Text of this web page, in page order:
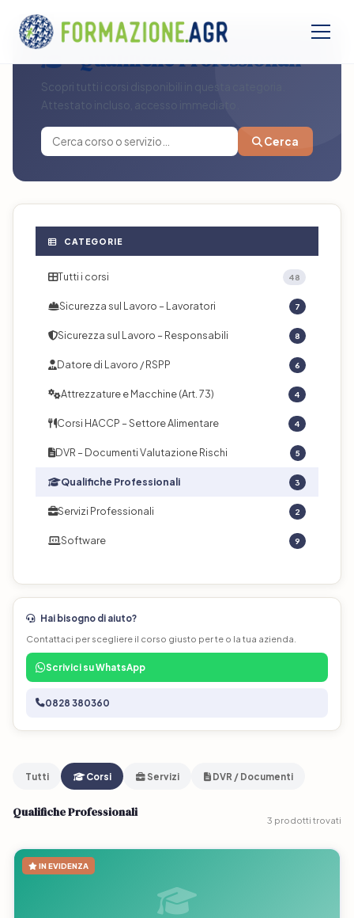
Qualifiche Professionali
Scopri tutti i corsi disponibili in questa categoria.
Attestato incluso, accesso immediato.
Cerca
CATEGORIE
Tutti i corsi 48
Sicurezza sul Lavoro – Lavoratori 7
Sicurezza sul Lavoro – Responsabili 8
Datore di Lavoro / RSPP 6
Attrezzature e Macchine (Art. 73) 4
Corsi HACCP – Settore Alimentare 4
DVR – Documenti Valutazione Rischi 5
Qualifiche Professionali 3
Servizi Professionali 2
Software 9
Hai bisogno di aiuto?
Contattaci per scegliere il corso giusto per te o la tua azienda.
Scrivici su WhatsApp
0828 380360
Tutti Corsi Servizi DVR / Documenti
Qualifiche Professionali
3 prodotti trovati
IN EVIDENZA